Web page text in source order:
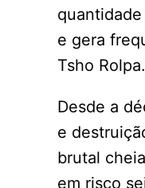
e gera
Tsho Rolpa.
Desde a
e
brutal
em risco